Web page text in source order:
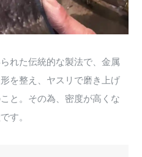
れた伝統的な製法で、金属
を整え、ヤスリで磨き上げ
と。その為、密度が高くな
す。